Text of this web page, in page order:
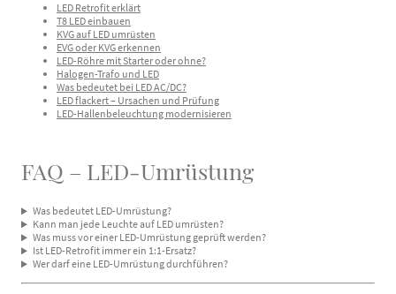
LED Retrofit erklärt
T8 LED einbauen
KVG auf LED umrüsten
EVG oder KVG erkennen
LED-Röhre mit Starter oder ohne?
Halogen-Trafo und LED
Was bedeutet bei LED AC/DC?
LED flackert – Ursachen und Prüfung
LED-Hallenbeleuchtung modernisieren
FAQ – LED-Umrüstung
Was bedeutet LED-Umrüstung?
Kann man jede Leuchte auf LED umrüsten?
Was muss vor einer LED-Umrüstung geprüft werden?
Ist LED-Retrofit immer ein 1:1-Ersatz?
Wer darf eine LED-Umrüstung durchführen?